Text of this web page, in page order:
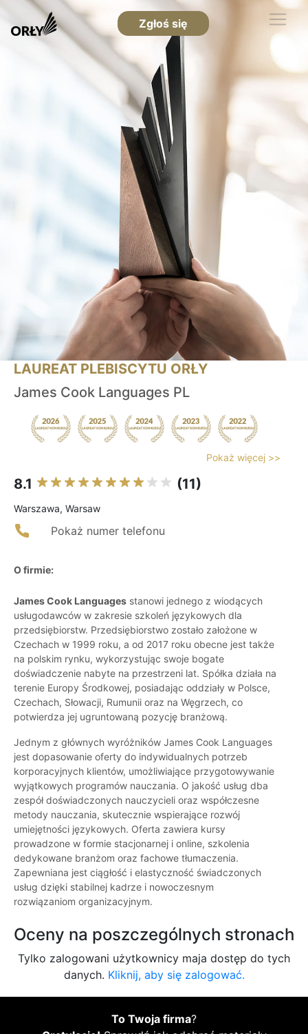
Zgłoś się
LAUREAT PLEBISCYTU ORŁY
James Cook Languages PL
Pokaż więcej >>
8.1 (11)
Warszawa, Warsaw
Pokaż numer telefonu
O firmie:
James Cook Languages stanowi jednego z wiodących
usługodawców w zakresie szkoleń językowych dla
przedsiębiorstw. Przedsiębiorstwo zostało założone w
Czechach w 1999 roku, a od 2017 roku obecne jest także
na polskim rynku, wykorzystując swoje bogate
doświadczenie nabyte na przestrzeni lat. Spółka działa na
terenie Europy Środkowej, posiadając oddziały w Polsce,
Czechach, Słowacji, Rumunii oraz na Węgrzech, co
potwierdza jej ugruntowaną pozycję branżową.
Jednym z głównych wyróżników James Cook Languages
jest dopasowanie oferty do indywidualnych potrzeb
korporacyjnych klientów, umożliwiające przygotowywanie
wyjątkowych programów nauczania. O jakość usług dba
zespół doświadczonych nauczycieli oraz współczesne
metody nauczania, skutecznie wspierające rozwój
umiejętności językowych. Oferta zawiera kursy
prowadzone w formie stacjonarnej i online, szkolenia
dedykowane branżom oraz fachowe tłumaczenia.
Zapewniana jest ciągłość i elastyczność świadczonych
usług dzięki stabilnej kadrze i nowoczesnym
rozwiązaniom organizacyjnym.
Oceny na poszczególnych stronach
Tylko zalogowani użytkownicy maja dostęp do tych
danych. Kliknij, aby się zalogować.
To Twoja firma?